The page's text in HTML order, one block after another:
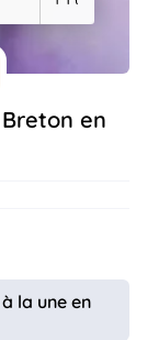
la une en